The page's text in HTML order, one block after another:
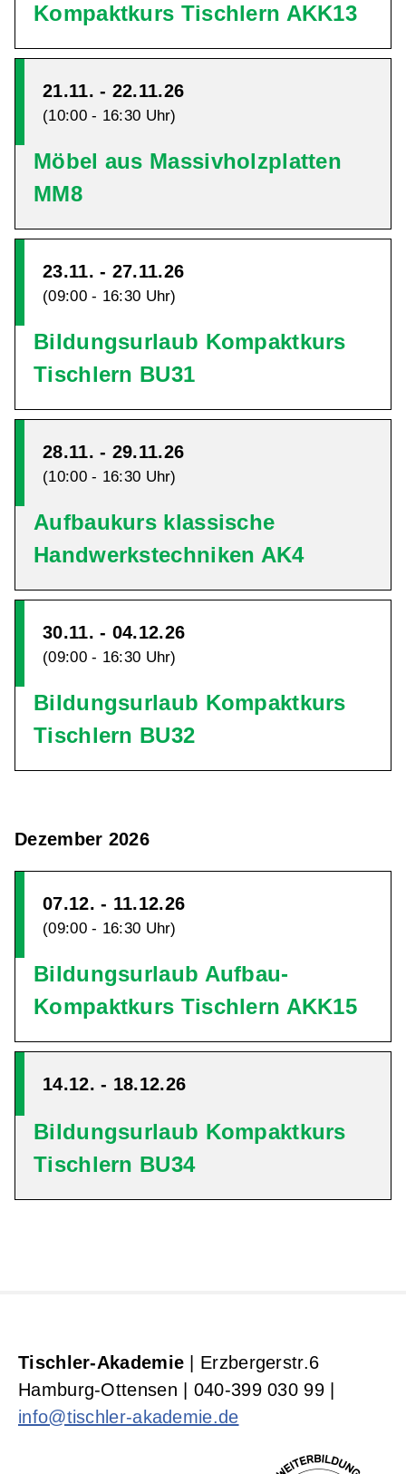
Kompaktkurs Tischlern AKK13
21.11. - 22.11.26
(10:00 - 16:30 Uhr)
Möbel aus Massivholzplatten
MM8
23.11. - 27.11.26
(09:00 - 16:30 Uhr)
Bildungsurlaub Kompaktkurs
Tischlern BU31
28.11. - 29.11.26
(10:00 - 16:30 Uhr)
Aufbaukurs klassische
Handwerkstechniken AK4
30.11. - 04.12.26
(09:00 - 16:30 Uhr)
Bildungsurlaub Kompaktkurs
Tischlern BU32
Dezember 2026
07.12. - 11.12.26
(09:00 - 16:30 Uhr)
Bildungsurlaub Aufbau-
Kompaktkurs Tischlern AKK15
14.12. - 18.12.26
Bildungsurlaub Kompaktkurs
Tischlern BU34
Tischler-Akademie | Erzbergerstr.6
Hamburg-Ottensen | 040-399 030 99 |
info@tischler-akademie.de